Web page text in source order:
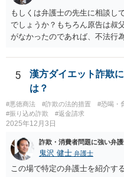
等を示したからといって、これ
者の加害者に対する損害賠償か
ことにすれば必ず不法行為の成
になるが、そのような事態を容
て、故意の不法行為の場合、
等を過失と評価して損害額の減
判示した。 （２）東京高等裁判
は、「故意ある不法行為（詐欺
いて「本件のような故意による
あるものによる被害について、
きである。・・・過失相殺は、
の額を定めるに当たって、被害
ろ、第１審被告らの不法行為は
もしくは弁護士の先生に相談し
でしょうか？もちろん原告は叔
がなかったのであれば、不法行
5
漢方ダイエット詐欺
は？
#悪徳商法 #詐欺の法的措置 #恐喝・
#振り込め詐欺
#返金請求
2025年12月3日
詐欺・消費者問題に強い弁
鬼沢 健士 弁護士
この場で特定の弁護士を紹介す